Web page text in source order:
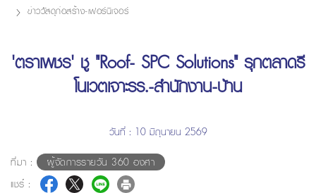
ข่าววัสดุก่อสร้าง-เฟอร์นิเจอร์
'ตราเพชร' ชู "Roof- SPC Solutions" รุกตลาดรี
โนเวตเจาะรร.-สำนักงาน-บ้าน
วันที่ : 10 มิถุนายน 2569
ที่มา :
ผู้จัดการรายวัน 360 องศา
แชร์ :